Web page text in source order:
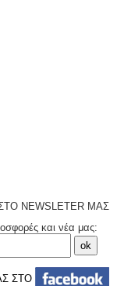
NEWSLETER ΜΑΣ
και νέα μας:
ΣΤΟ